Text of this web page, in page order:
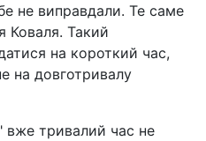
не виправдали. Те саме
Коваля. Такий
на короткий час,
на довготривалу
вже тривалий час не